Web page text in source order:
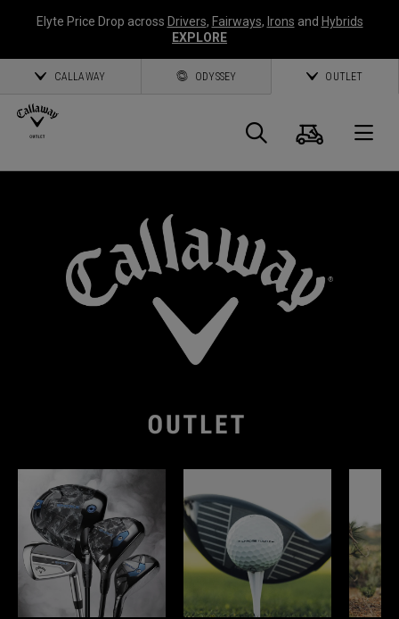
Elyte Price Drop across Drivers, Fairways, Irons and Hybrids
EXPLORE
CALLAWAY ODYSSEY OUTLET
Panier